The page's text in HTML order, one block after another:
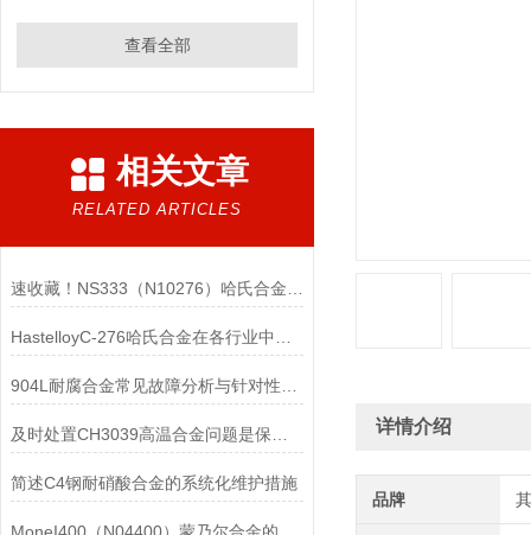
查看全部
相关文章
RELATED ARTICLES
简述C4钢耐硝酸合金的系统化维护措施
详情介绍
品牌